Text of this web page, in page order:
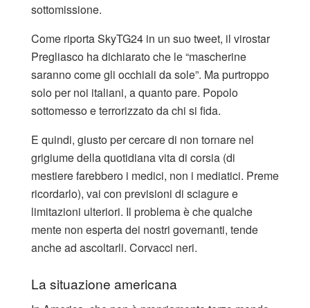
sottomissione.
Come riporta SkyTG24 in un suo tweet, il virostar
Pregliasco ha dichiarato che le “mascherine
saranno come gli occhiali da sole”. Ma purtroppo
solo per noi italiani, a quanto pare. Popolo
sottomesso e terrorizzato da chi si fida.
E quindi, giusto per cercare di non tornare nel
grigiume della quotidiana vita di corsia (di
mestiere farebbero i medici, non i mediatici. Preme
ricordarlo), vai con previsioni di sciagure e
limitazioni ulteriori. Il problema è che qualche
mente non esperta dei nostri governanti, tende
anche ad ascoltarli. Corvacci neri.
La situazione americana